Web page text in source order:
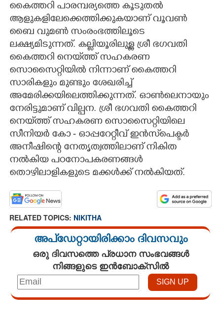
കൈത്തറി പാരമ്പര്യത്തെ കൂടുതൽ
ആളുകളിലേക്കെത്തിക്കുകയാണ് വൂവൺ
ബൈ വുമൺ സംരംഭത്തിലൂടെ
ലക്ഷ്യമിടുന്നത്. കല്ലിയൂരിലുള്ള ശ്രീ ഭഗവതി
കൈത്തറി നെയ്‌ത്ത് സഹകരണ
സൊസൈറ്റിയിൽ നിന്നാണ് കൈത്തറി
സാരികളും മുണ്ടും ശേഖരിച്ച്
അമേരിക്കയിലെത്തിക്കുന്നത്. ഓൺലെനായും
നേരിട്ടുമാണ് വില്പന. ശ്രീ ഭഗവതി കൈത്തറി
നെയ്‌ത്ത് സഹകരണ സൊസൈറ്റിയിലെ
സീനിയർ കോ - ഓപ്പറേറ്റീവ് ഇൻസ്‌പെക്ടർ
അനീഷിന്റെ നേതൃത്വത്തിലാണ് നികിത
നൽകിയ പഠനോപകരണങ്ങൾ
തൊഴിലാളികളുടെ മക്കൾക്ക് നൽകിയത്.
RELATED TOPICS: NIKITHA
അപ്ഡേറ്റായിരിക്കാം ദിവസവും
ഒരു ദിവസത്തെ പ്രധാന സംഭവങ്ങൾ
നിങ്ങളുടെ ഇൻബോക്സിൽ